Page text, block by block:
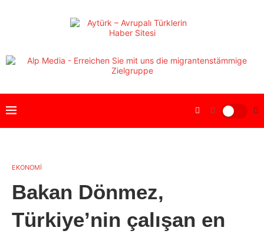
EKONOMİ
Bakan Dönmez,
Türkiye’nin çalışan en